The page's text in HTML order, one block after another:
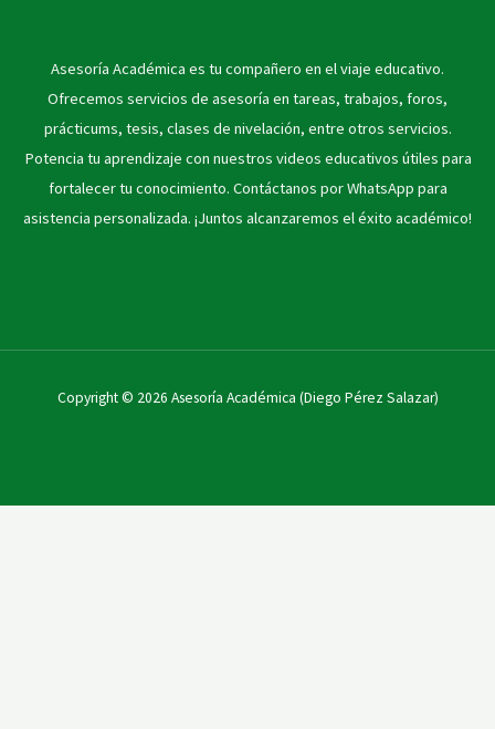
Asesoría Académica es tu compañero en el viaje educativo.
Ofrecemos servicios de asesoría en tareas, trabajos, foros,
prácticums, tesis, clases de nivelación, entre otros servicios.
Potencia tu aprendizaje con nuestros videos educativos útiles para
fortalecer tu conocimiento. Contáctanos por WhatsApp para
asistencia personalizada. ¡Juntos alcanzaremos el éxito académico!
Copyright © 2026 Asesoría Académica (Diego Pérez Salazar)